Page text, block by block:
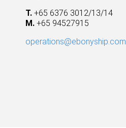
T. +65 6376 3012/13/14
M. +65 94527915
operations@ebonyship.com